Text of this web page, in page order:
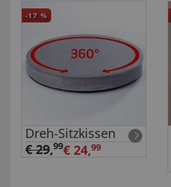
-17 %
Dreh-Sitzkissen
€ 29,99€ 24,99